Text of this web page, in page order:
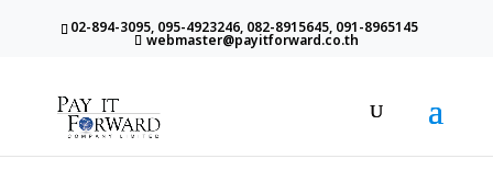
02-894-3095, 095-4923246, 082-8915645, 091-8965145
webmaster@payitforward.co.th